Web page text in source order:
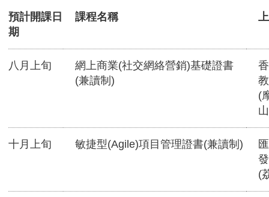
預計開課日
期
課程名稱
八月上旬
網上商業(社交網絡營銷)基礎證書
(兼讀制)
(
十月上旬 敏捷型(Agile)項目管理證書(兼讀制)
(